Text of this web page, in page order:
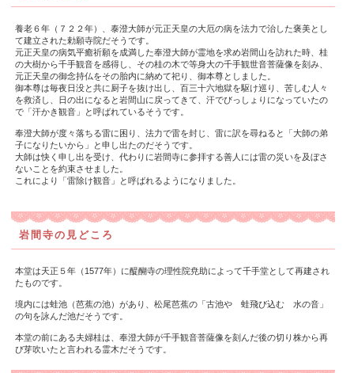
養老６年（７２２年）、泰澄大師が元正天皇の大厄の病を法力で治した褒美とし
て建立された勅願寺院だそうです。
元正天皇の病気平癒祈願を成満した奉澄大師が霊地を求め岩間山を訪れた時、桂
の大樹から千手観音を感得し、その桂の木で等身大の千手観世音菩薩像を刻み、
元正天皇の御念持仏をその胎内に納めて祀り、御本尊としました。
御本尊は毎夜日没と共に厨子を抜け出し、百三十六地獄を駆け巡り、苦しむ人々
を救済し、日の出になると岩間山に戻ってきて、汗でびっしょりになっていたの
で「汗かき観音」と呼ばれているそうです。
奉澄大師が度々落ちる雷に困り、法力で雷を封じ、雷に訳を尋ねると「大師の弟
子になりたいから」と申し出たのだそうです。
大師は快く申し出を受け、代わりに岩間寺に参拝する善人には雷の災いを及ぼさ
ないことを約束させました。
これにより「雷除け観音」と呼ばれるようになりました。
岩間寺の見どころ
本堂は天正５年（1577年）に醍醐寺の理性院尭助によって千手堂として再建され
たものです。
境内には蛙池（芭蕉の池）があり、松尾芭蕉の「古池や 蛙飛び込む 水の音」
の句を詠んだ池だそうです。
本堂の前にある夫婦桂は、奉澄大師が千手観音菩薩像を刻んだ後の切り株から再
び芽吹いたと言われる霊木だそうです。